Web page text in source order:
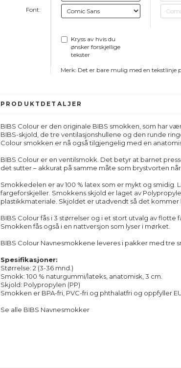
Font:
Kryss av hvis du
ønsker forskjellige
tekster
Merk: Det er bare mulig med en tekstlinje
PRODUKTDETALJER
BIBS Colour er den originale BIBS smokken, som har
BIBS-skjold, de tre ventilasjonshullene og den runde
Colour smokken er nå også tilgjengelig med en
BIBS Colour er en ventilsmokk. Det betyr at barnet
det sutter – akkurat på samme måte som brystvorten
Smokkedelen er av 100 % latex som er mykt og
fargeforskjeller. Smokkens skjold er laget av
plastikkmateriale. Skjoldet er utadvendt så det kommer
BIBS Colour fås i 3 størrelser og i et stort utvalg av
Smokken fås også i en nattversjon som lyser i mørket.
BIBS Colour Navnesmokkene leveres i pakker med tre
Spesifikasjoner:
Størrelse: 2 (3-36 mnd.)
Smokk: 100 % naturgummi/lateks, anatomisk, 3 cm.
Skjold: Polypropylen (PP)
Smokken er BPA-fri, PVC-fri og phthalatfri og oppfyller
Se alle BIBS Navnesmokker